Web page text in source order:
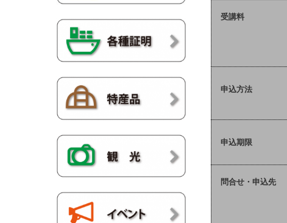
受講料
申込方法
申込期限
問合せ・申込先